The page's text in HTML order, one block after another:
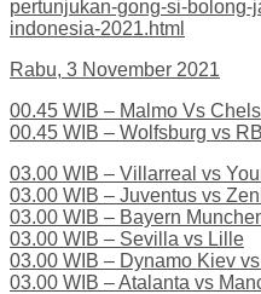
pertunjukan-gong-si-
indonesia-2021.html
Rabu, 3 November 2021
00.45 WIB – Malmo Vs
00.45 WIB – Wolfsburg vs
03.00 WIB – Villarreal vs
03.00 WIB – Juventus vs
03.00 WIB – Bayern
03.00 WIB – Sevilla vs Lille
03.00 WIB – Dynamo Kiev
03.00 WIB – Atalanta vs